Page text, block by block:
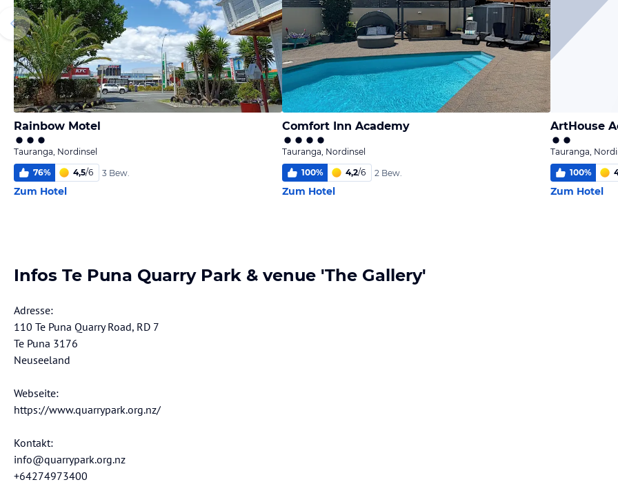
Rainbow Motel
Tauranga, Nordinsel
76% 4,5/6 3 Bew.
Zum Hotel
Comfort Inn Academy
Tauranga, Nordinsel
100% 4,2/6 2 Bew.
Zum Hotel
Tauranga,
100%
Zum Hotel
Infos Te Puna Quarry Park & venue 'The Gallery'
Adresse:
110 Te Puna Quarry Road, RD 7
Te Puna 3176
Neuseeland
Webseite:
https://www.quarrypark.org.nz/
Kontakt:
info@quarrypark.org.nz
+64274973400